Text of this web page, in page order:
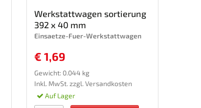
Werkstattwagen sortierung
392 x 40 mm
Einsaetze-Fuer-Werkstattwagen
€ 1,69
Gewicht: 0.044 kg
Inkl. MwSt. zzgl. Versandkosten
Auf Lager